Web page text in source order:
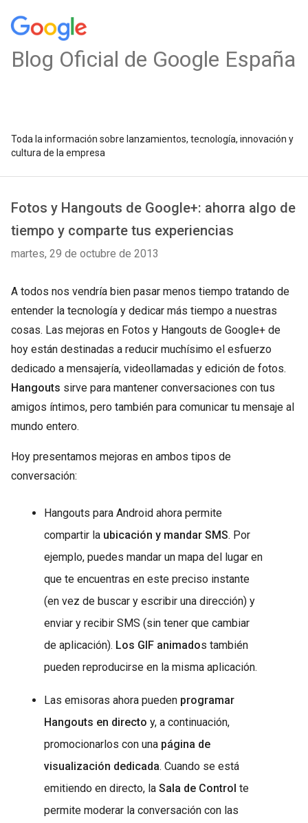
Blog Oficial de Google España
Toda la información sobre lanzamientos, tecnología, innovación y
cultura de la empresa
Fotos y Hangouts de Google+: ahorra algo de
tiempo y comparte tus experiencias
martes, 29 de octubre de 2013
A todos nos vendría bien pasar menos tiempo tratando de
entender la tecnología y dedicar más tiempo a nuestras
cosas. Las mejoras en Fotos y Hangouts de Google+ de
hoy están destinadas a reducir muchísimo el esfuerzo
dedicado a mensajería, videollamadas y edición de fotos.
Hangouts sirve para mantener conversaciones con tus
amigos íntimos, pero también para comunicar tu mensaje al
mundo entero.
Hoy presentamos mejoras en ambos tipos de
conversación:
Hangouts para Android ahora permite
compartir la ubicación y mandar SMS. Por
ejemplo, puedes mandar un mapa del lugar en
que te encuentras en este preciso instante
(en vez de buscar y escribir una dirección) y
enviar y recibir SMS (sin tener que cambiar
de aplicación). Los GIF animados también
pueden reproducirse en la misma aplicación.
Las emisoras ahora pueden programar
Hangouts en directo y, a continuación,
promocionarlos con una página de
visualización dedicada. Cuando se está
emitiendo en directo, la Sala de Control te
permite moderar la conversación con las